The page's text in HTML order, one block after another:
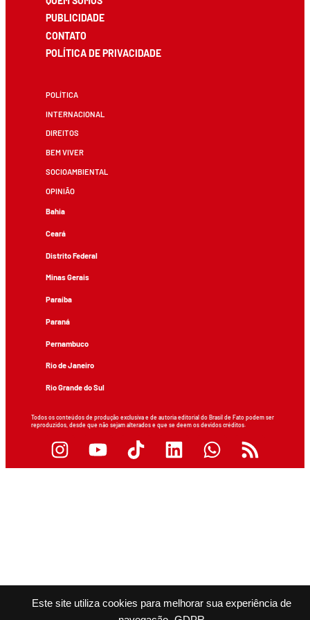
Este site utiliza cookies para melhorar sua experiência de
PUBLICIDADE
CONTATO
POLÍTICA DE PRIVACIDADE
POLÍTICA
INTERNACIONAL
DIREITOS
BEM VIVER
SOCIOAMBIENTAL
OPINIÃO
Bahia
Ceará
Distrito Federal
Minas Gerais
Paraíba
Paraná
Pernambuco
Rio de Janeiro
Rio Grande do Sul
Todos os conteúdos de produção exclusiva e de autoria editorial do Brasil de Fato podem ser
reproduzidos, desde que não sejam alterados e que se deem os devidos créditos.